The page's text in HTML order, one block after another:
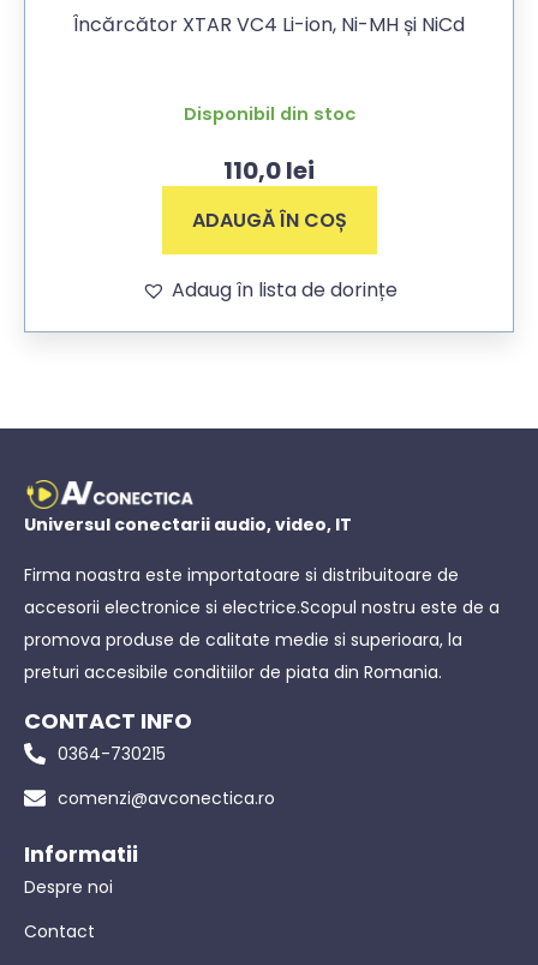
Încărcător XTAR VC4 Li-ion, Ni-MH și NiCd
Disponibil din stoc
110,0lei
ADAUGĂ ÎN COȘ
Adaug în lista de dorințe
Universul conectarii audio, video, IT
Firma noastra este importatoare si distribuitoare de
accesorii electronice si electrice.Scopul nostru este de a
promova produse de calitate medie si superioara, la
preturi accesibile conditiilor de piata din Romania.
CONTACT INFO
0364-730215
comenzi@avconectica.ro
Informatii
Despre noi
Contact